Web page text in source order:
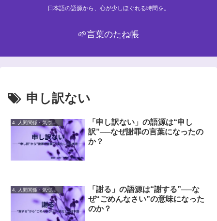
日本語の語源から、心が少しほぐれる時間を。
🌱言葉のたね帳
申し訳ない
4. 人間関係・気づかい
「申し訳ない」の語源は“申し
訳”──なぜ謝罪の言葉になったの
か？
4. 人間関係・気づかい
「謝る」の語源は“謝する”──な
ぜ“ごめんなさい”の意味になった
のか？